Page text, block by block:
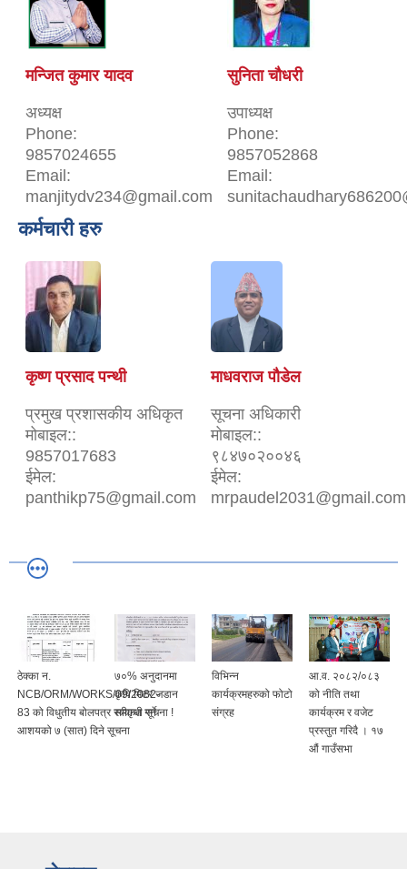
मन्जित कुमार यादव
अध्यक्ष
Phone:
9857024655
Email:
manjitydv234@gmail.com
सुनिता चौधरी
उपाध्यक्ष
Phone:
9857052868
Email:
कर्मचारी हरु
कृष्ण प्रसाद पन्थी
प्रमुख प्रशासकीय अधिकृत
मोबाइल::
9857017683
ईमेल:
panthikp75@gmail.com
माधवराज पौडेल
सूचना अधिकारी
मोबाइल::
९८४७०२००४६
ईमेल:
mrpaudel2031@gmail.com
ठेक्का न.
NCB/ORM/WORKS/09/2082-
83 को विधुतीय बोलपत्र स्वीकृत गर्ने
आशयको ७ (सात) दिने सूचना
७०% अनुदानमा
कृषि मिटर जडान
सम्वन्धी सूचना !
विभिन्न
कार्यक्रमहरुको फोटो
संग्रह
आ.व. २०८२/०८३
को नीति तथा
कार्यक्रम र वजेट
प्रस्तुत गरिदै । १७
औं गाउँसभा